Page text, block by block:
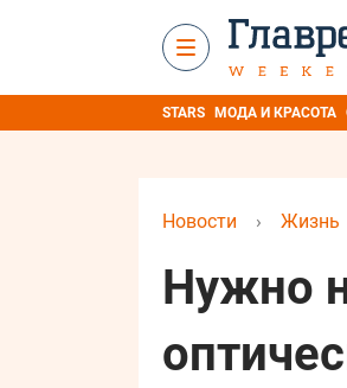
STARS МОДА И КРАСОТА
Новости › Жизнь
Нужно